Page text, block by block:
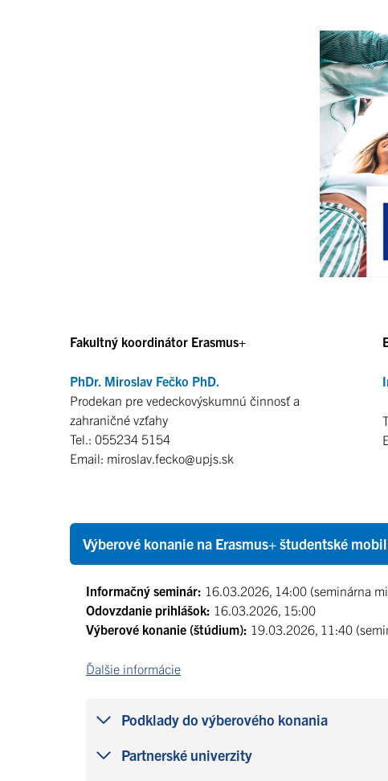
Fakultný koordinátor Erasmus+
PhDr. Miroslav Fečko PhD.
Prodekan pre vedeckovýskumnú činnosť a
zahraničné vzťahy
Tel.: 055234 5154
Email: miroslav.fecko@upjs.sk
Výberové konanie na Erasmus+ študentské
Informačný seminár: 16.03.2026, 14:00 (seminárna
Odovzdanie prihlášok: 16.03.2026, 15:00
Výberové konanie (štúdium): 19.03.2026, 11:40
Ďalšie informácie
Podklady do výberového konania
Partnerské univerzity